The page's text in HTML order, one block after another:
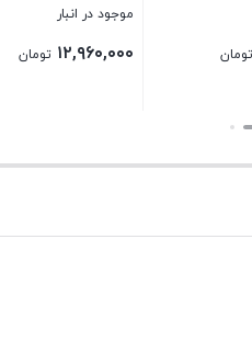
موجود در انبار
۱۲,۹۶۰,۰۰۰ تومان